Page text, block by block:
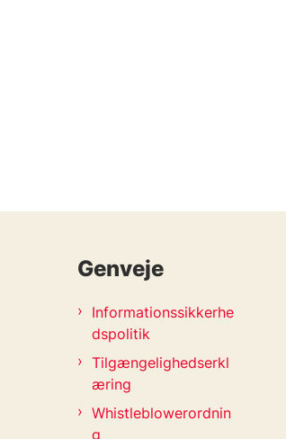
Genveje
Informationssikkerhe
dspolitik
Tilgængelighedserkl
æring
Whistleblowerordnin
g